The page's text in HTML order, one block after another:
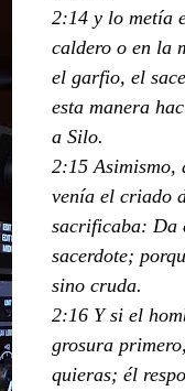
2:14 y lo metía
caldero o en la
el garfio, el
esta manera
a Silo.
2:15 Asimismo,
venía el criado
sacrificaba: Da
sacerdote;
sino cruda.
2:16 Y si el
grosura
quieras; él